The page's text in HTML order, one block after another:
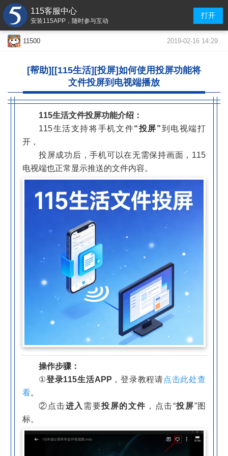
115客服中心
安装115APP，随时参与互动
打开
11500 2019-02-16 14:29
[帮助][[115生活] [投屏]如何使用投屏功能将
文件投屏到电视端播放
115生活文件投屏功能介绍：
115生活支持将手机文件“投屏”到电视端打
开，
投屏成功后，手机可以在无需保持画面，115
电视端也正常显示推送的文件内容。
操作步骤：
①登录115生活APP ，登录教程请点击此处查
看。
②点击进入 需要投屏的文件 ，点击“投屏”图
标。